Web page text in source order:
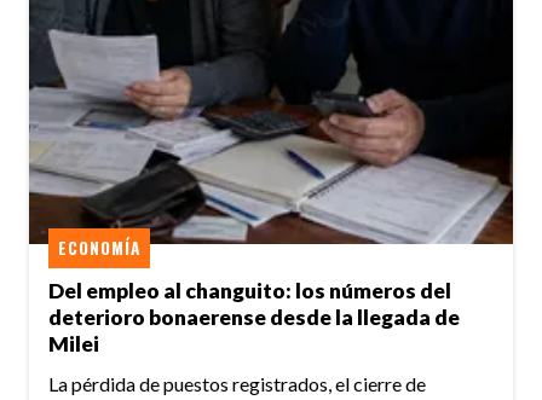
Del empleo al changuito: los números del
deterioro bonaerense desde la llegada de
Milei
ECONOMÍA
La pérdida de puestos registrados, el cierre de